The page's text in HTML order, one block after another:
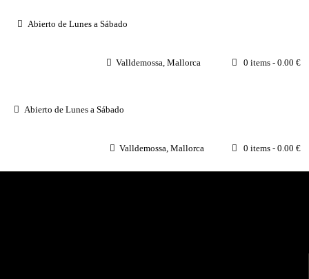
Abierto de Lunes a Sábado
Valldemossa, Mallorca 0 items - 0.00 €
Abierto de Lunes a Sábado
Valldemossa, Mallorca 0 items - 0.00 €
HOME
CARTOIXA DE